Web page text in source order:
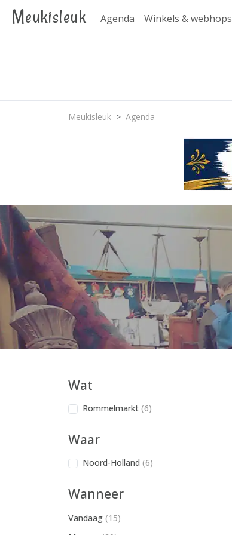
Meukisleuk Agenda Winkels & webhops
Meukisleuk Agenda
Wat
Rommelmarkt (6)
Waar
Noord-Holland (6)
Wanneer
Vandaag (15)